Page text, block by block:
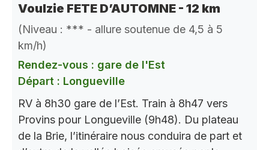
Voulzie FETE D’AUTOMNE - 12 km
(Niveau : *** - allure soutenue de 4,5 à 5
km/h)
Rendez-vous : gare de l'Est
Départ : Longueville
RV à 8h30 gare de l’Est. Train à 8h47 vers
Provins pour Longueville (9h48). Du plateau
de la Brie, l’itinéraire nous conduira de part et